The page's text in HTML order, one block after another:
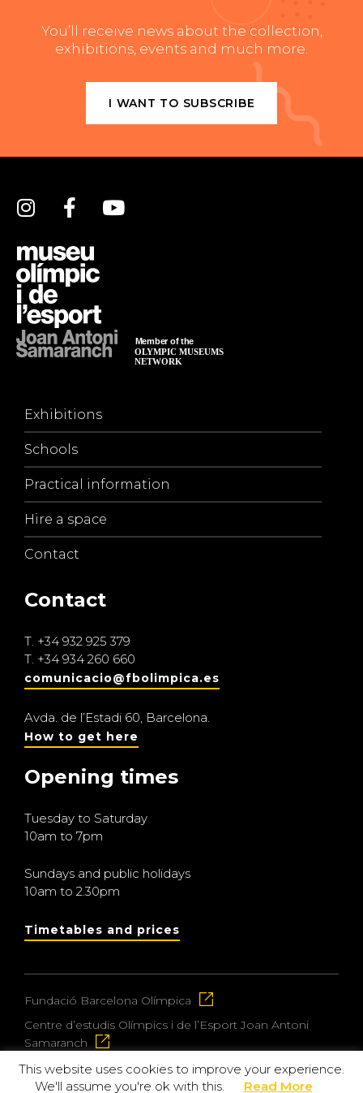
You’ll receive news about the collection,
exhibitions, events and much more.
I WANT TO SUBSCRIBE
Exhibitions
Schools
Practical information
Hire a space
Contact
Contact
T. +34 932 925 379
T. +34 934 260 660
comunicacio@fbolimpica.es
Avda. de l’Estadi 60, Barcelona.
How to get here
Opening times
Tuesday to Saturday
10am to 7pm
Sundays and public holidays
10am to 2.30pm
Timetables and prices
Fundació Barcelona Olímpica
Centre d’estudis Olímpics i de l’Esport Joan Antoni
Samaranch
This website uses cookies to improve your experience.
We'll assume you're ok with this.
Read More